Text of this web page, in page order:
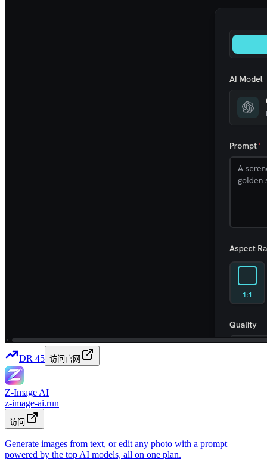
DR 45 访问官网
Z-Image AI
z-image-ai.run
访问
Generate images from text, or edit any photo with a prompt —
powered by the top AI models, all on one plan.